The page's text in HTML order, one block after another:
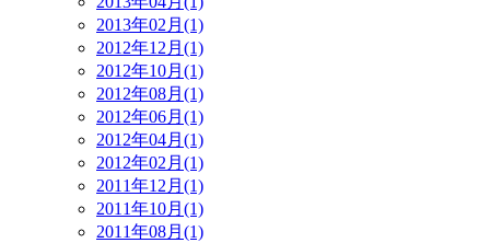
2013年02月(1)
2012年12月(1)
2012年10月(1)
2012年08月(1)
2012年06月(1)
2012年04月(1)
2012年02月(1)
2011年12月(1)
2011年10月(1)
2011年08月(1)